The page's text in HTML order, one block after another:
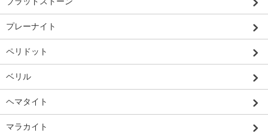
プレーナイト
ペリドット
ベリル
ヘマタイト
マラカイト